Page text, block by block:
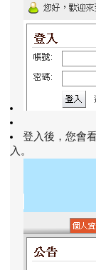
登入後，您會
入。